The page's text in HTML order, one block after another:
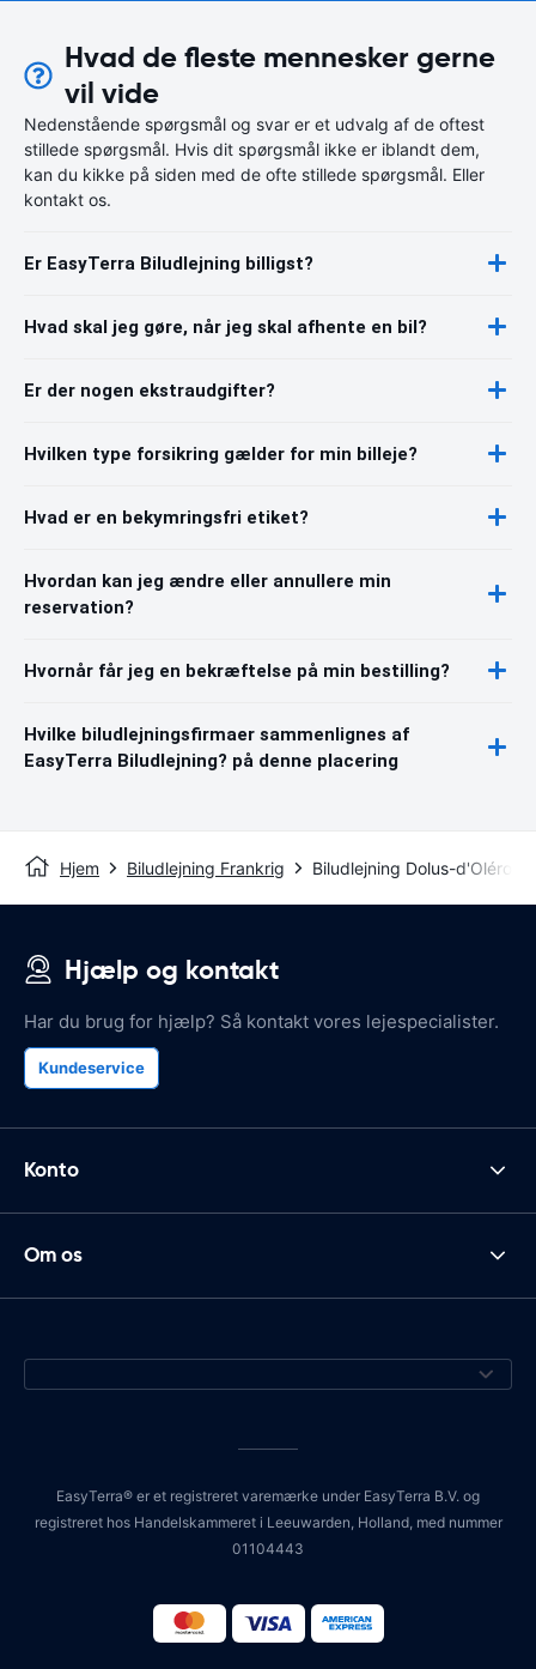
Hvad de fleste mennesker gerne
vil vide
Nedenstående spørgsmål og svar er et udvalg af de oftest
stillede spørgsmål. Hvis dit spørgsmål ikke er iblandt dem,
kan du kikke på siden med de ofte stillede spørgsmål. Eller
kontakt os.
Er EasyTerra Biludlejning billigst?
Hvad skal jeg gøre, når jeg skal afhente en bil?
Er der nogen ekstraudgifter?
Hvilken type forsikring gælder for min billeje?
Hvad er en bekymringsfri etiket?
Hvordan kan jeg ændre eller annullere min
reservation?
Hvornår får jeg en bekræftelse på min bestilling?
Hvilke biludlejningsfirmaer sammenlignes af
EasyTerra Biludlejning? på denne placering
Hjem Biludlejning Frankrig Biludlejning Dolus-d'Oléron
Hjælp og kontakt
Har du brug for hjælp? Så kontakt vores lejespecialister.
Kundeservice
Konto
Om os
EasyTerra® er et registreret varemærke under EasyTerra B.V. og
registreret hos Handelskammeret i Leeuwarden, Holland, med nummer
01104443